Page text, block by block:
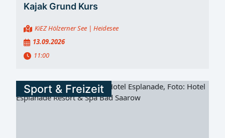
Kajak Grund Kurs
KiEZ Hölzerner See | Heidesee
13.09.2026
11:00
Sport & Freizeit